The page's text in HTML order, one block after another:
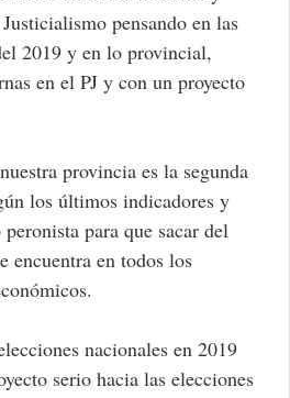
pensando en las
2019 y en lo provincial,
en el PJ y con un proyecto
provincia es la segunda
los últimos indicadores y
para que sacar del
encuentra en todos los
nacionales en 2019
serio hacia las elecciones